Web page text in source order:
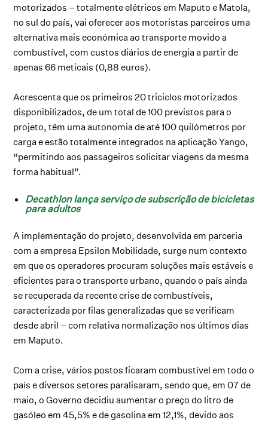
motorizados – totalmente elétricos em Maputo e Matola,
no sul do país, vai oferecer aos motoristas parceiros uma
alternativa mais económica ao transporte movido a
combustível, com custos diários de energia a partir de
apenas 66 meticais (0,88 euros).
Acrescenta que os primeiros 20 triciclos motorizados
disponibilizados, de um total de 100 previstos para o
projeto, têm uma autonomia de até 100 quilómetros por
carga e estão totalmente integrados na aplicação Yango,
“permitindo aos passageiros solicitar viagens da mesma
forma habitual”.
Decathlon lança serviço de subscrição de bicicletas
para adultos
A implementação do projeto, desenvolvida em parceria
com a empresa Epsilon Mobilidade, surge num contexto
em que os operadores procuram soluções mais estáveis e
eficientes para o transporte urbano, quando o país ainda
se recuperada da recente crise de combustíveis,
caracterizada por filas generalizadas que se verificam
desde abril – com relativa normalização nos últimos dias
em Maputo.
Com a crise, vários postos ficaram combustível em todo o
país e diversos setores paralisaram, sendo que, em 07 de
maio, o Governo decidiu aumentar o preço do litro de
gasóleo em 45,5% e de gasolina em 12,1%, devido aos